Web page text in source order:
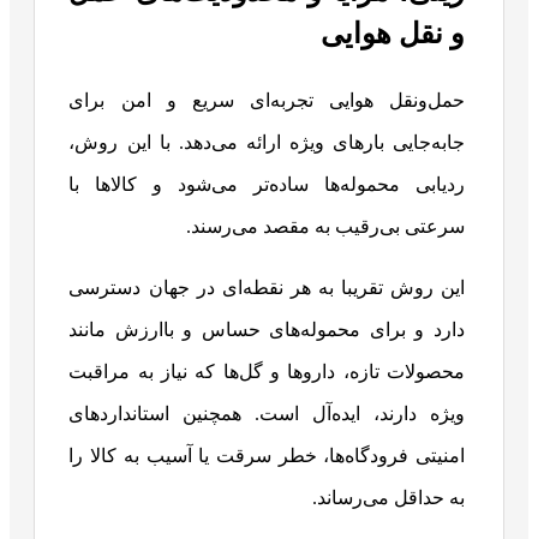
و نقل هوایی
حمل‌ونقل هوایی تجربه‌ای سریع و امن برای
جابه‌جایی بارهای ویژه ارائه می‌دهد. با این روش،
ردیابی محموله‌ها ساده‌تر می‌شود و کالاها با
سرعتی بی‌رقیب به مقصد می‌رسند.
این روش تقریبا به هر نقطه‌ای در جهان دسترسی
دارد و برای محموله‌های حساس و باارزش مانند
محصولات تازه، داروها و گل‌ها که نیاز به مراقبت
ویژه دارند، ایده‌آل است. همچنین استانداردهای
امنیتی فرودگاه‌ها، خطر سرقت یا آسیب به کالا را
به حداقل می‌رساند.